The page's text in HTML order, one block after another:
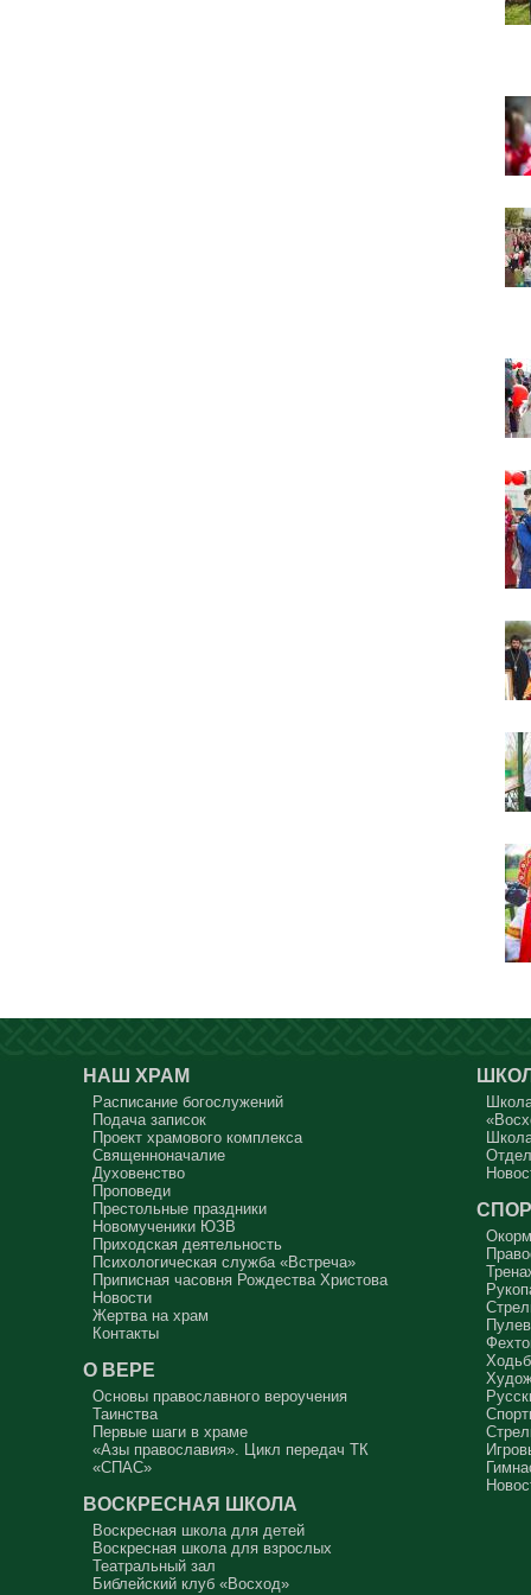
НАШ ХРАМ
Расписание богослужений
Подача записок
Проект храмового комплекса
Священноначалие
Духовенство
Проповеди
Престольные праздники
Новомученики ЮЗВ
Приходская деятельность
Психологическая служба «Встреча»
Приписная часовня Рождества Христова
Новости
Жертва на храм
Контакты
О ВЕРЕ
Основы православного вероучения
Таинства
Первые шаги в храме
«Азы православия». Цикл передач ТК
«СПАС»
ВОСКРЕСНАЯ ШКОЛА
Воскресная школа для детей
Воскресная школа для взрослых
Театральный зал
Библейский клуб «Восход»